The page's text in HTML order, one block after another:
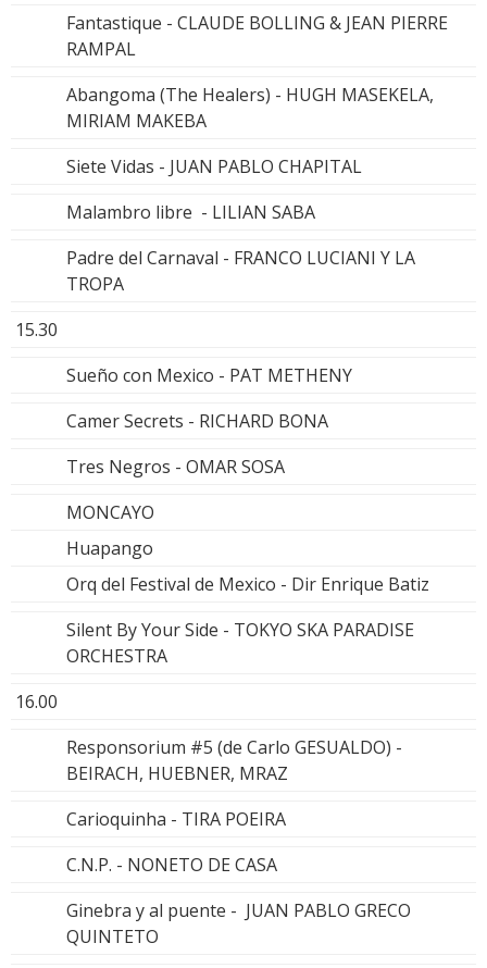
Fantastique - CLAUDE BOLLING & JEAN PIERRE
RAMPAL
Abangoma (The Healers) - HUGH MASEKELA,
MIRIAM MAKEBA
Siete Vidas - JUAN PABLO CHAPITAL
Malambro libre - LILIAN SABA
Padre del Carnaval - FRANCO LUCIANI Y LA
TROPA
15.30
Sueño con Mexico - PAT METHENY
Camer Secrets - RICHARD BONA
Tres Negros - OMAR SOSA
MONCAYO
Huapango
Orq del Festival de Mexico - Dir Enrique Batiz
Silent By Your Side - TOKYO SKA PARADISE
ORCHESTRA
16.00
Responsorium #5 (de Carlo GESUALDO) -
BEIRACH, HUEBNER, MRAZ
Carioquinha - TIRA POEIRA
C.N.P. - NONETO DE CASA
Ginebra y al puente - JUAN PABLO GRECO
QUINTETO